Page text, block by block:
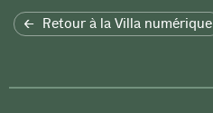
Retour à la Villa numérique